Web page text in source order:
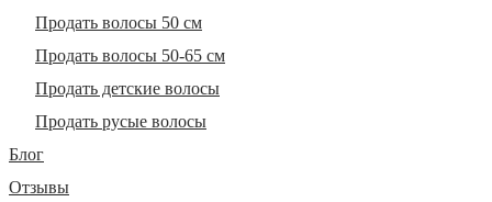
Продать волосы 50 см
Продать волосы 50-65 см
Продать детские волосы
Продать русые волосы
Блог
Отзывы